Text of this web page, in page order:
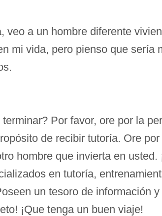
veo a un hombre diferente
mi vida, pero pienso que sería
Por favor, ore por la
de recibir tutoría. Ore por
hombre que invierta en usted.
en tutoría,
un tesoro de información y
¡Que tenga un buen viaje!